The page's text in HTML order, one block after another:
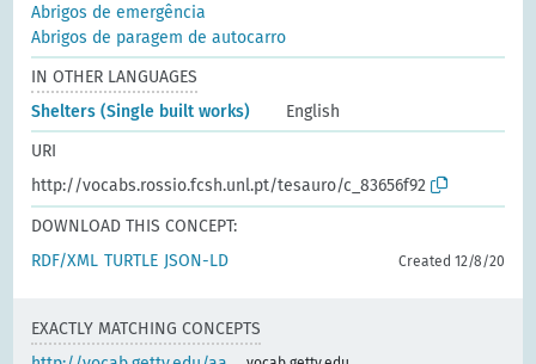
Abrigos de emergência
Abrigos de paragem de autocarro
IN OTHER LANGUAGES
Shelters (Single built works)
English
URI
http://vocabs.rossio.fcsh.unl.pt/tesauro/c_83656f92
DOWNLOAD THIS CONCEPT:
RDF/XML TURTLE JSON-LD Created 12/8/20
EXACTLY MATCHING CONCEPTS